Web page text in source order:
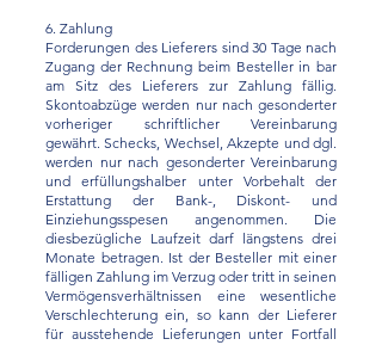
6. Zahlung
Forderungen des Lieferers sind 30 Tage nach
Zugang der Rechnung beim Besteller in bar
am Sitz des Lieferers zur Zahlung fällig.
Skontoabzüge werden nur nach gesonderter
vorheriger schriftlicher Vereinbarung
gewährt. Schecks, Wechsel, Akzepte und dgl.
werden nur nach gesonderter Vereinbarung
und erfüllungshalber unter Vorbehalt der
Erstattung der Bank-, Diskont- und
Einziehungsspesen angenommen. Die
diesbezügliche Laufzeit darf längstens drei
Monate betragen. Ist der Besteller mit einer
fälligen Zahlung im Verzug oder tritt in seinen
Vermögensverhältnissen eine wesentliche
Verschlechterung ein, so kann der Lieferer
für ausstehende Lieferungen unter Fortfall